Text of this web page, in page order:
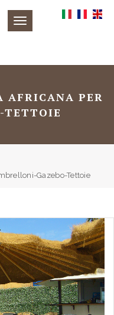
Toggle
AFRICANA PER
TETTOIE
Gazebo-Tettoie